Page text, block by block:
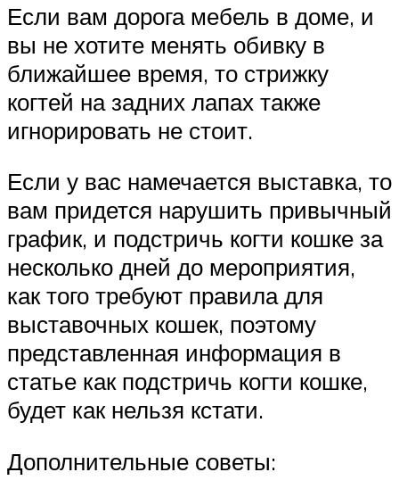
Если вам дорога мебель в доме, и
вы не хотите менять обивку в
ближайшее время, то стрижку
когтей на задних лапах также
игнорировать не стоит.
Если у вас намечается выставка, то
вам придется нарушить привычный
график, и подстричь когти кошке за
несколько дней до мероприятия,
как того требуют правила для
выставочных кошек, поэтому
представленная информация в
статье как подстричь когти кошке,
будет как нельзя кстати.
Дополнительные советы: